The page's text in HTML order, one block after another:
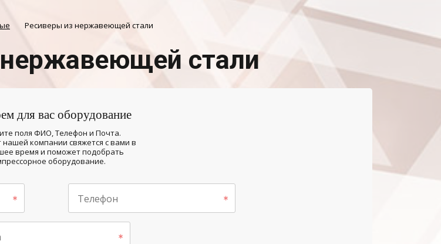
Ресиверы из нержавеющей стали
стали
для вас оборудование
поля ФИО, Телефон и Почта.
нашей компании свяжется с вами в
время и поможет подобрать
оборудование.
Телефон